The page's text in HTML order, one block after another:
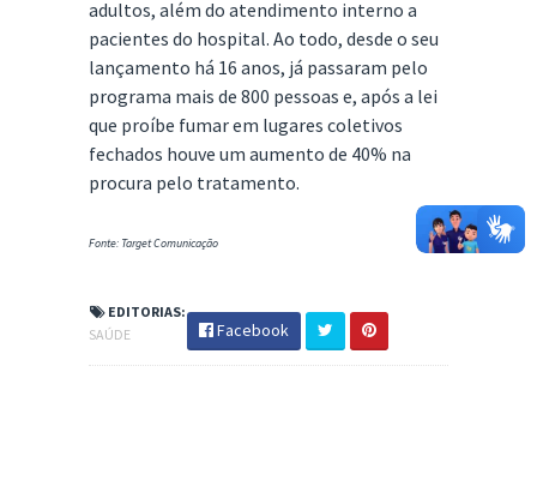
adultos, além do atendimento interno a
pacientes do hospital. Ao todo, desde o seu
lançamento há 16 anos, já passaram pelo
programa mais de 800 pessoas e, após a lei
que proíbe fumar em lugares coletivos
fechados houve um aumento de 40% na
procura pelo tratamento.
Fonte: Target Comunicação
EDITORIAS:
SAÚDE
Facebook